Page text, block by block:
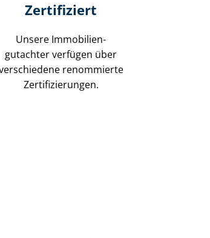
Zertifiziert
Unsere Immobilien­
gutachter verfügen über
renommierte
Zer­ti­fi­zie­run­gen.